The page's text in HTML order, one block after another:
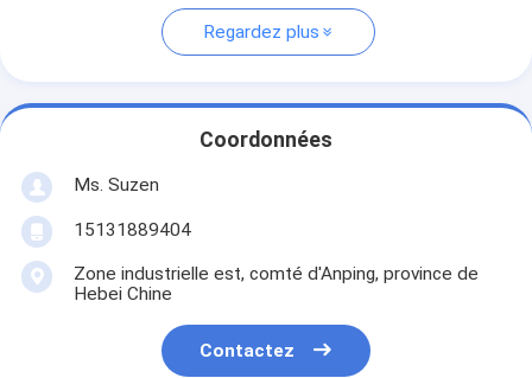
Regardez plus
Coordonnées
Ms. Suzen
15131889404
Zone industrielle est, comté d'Anping, province de
Hebei Chine
Contactez